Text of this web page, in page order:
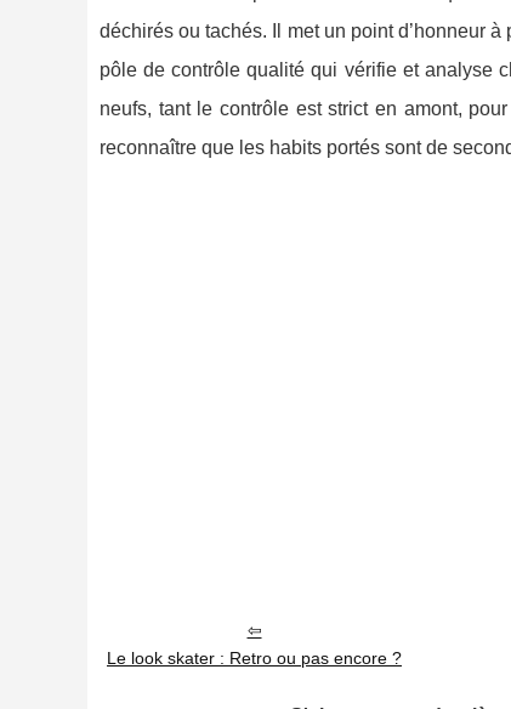
déchirés ou tachés. Il met un point d’honneur
pôle de contrôle qualité qui vérifie et analyse
neufs, tant le contrôle est strict en amont,
reconnaître que les habits portés sont de
Le look skater : Retro ou pas encore ?